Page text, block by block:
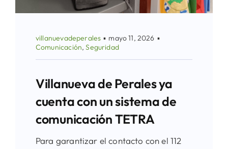
villanuevadeperales ▪ mayo 11, 2026 ▪
Comunicación,Seguridad
Villanueva de Perales ya
cuenta con un sistema de
comunicación TETRA
Para garantizar el contacto con el 112